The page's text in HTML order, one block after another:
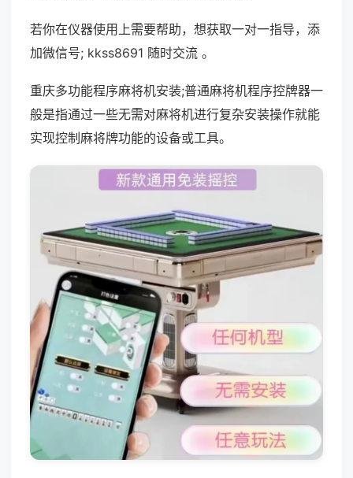
若你在仪器使用上需要帮助，想获取一对一指导，添
加微信号; kkss8691 随时交流 。
重庆多功能程序麻将机安装;普通麻将机程序控牌器一
般是指通过一些无需对麻将机进行复杂安装操作就能
实现控制麻将牌功能的设备或工具。